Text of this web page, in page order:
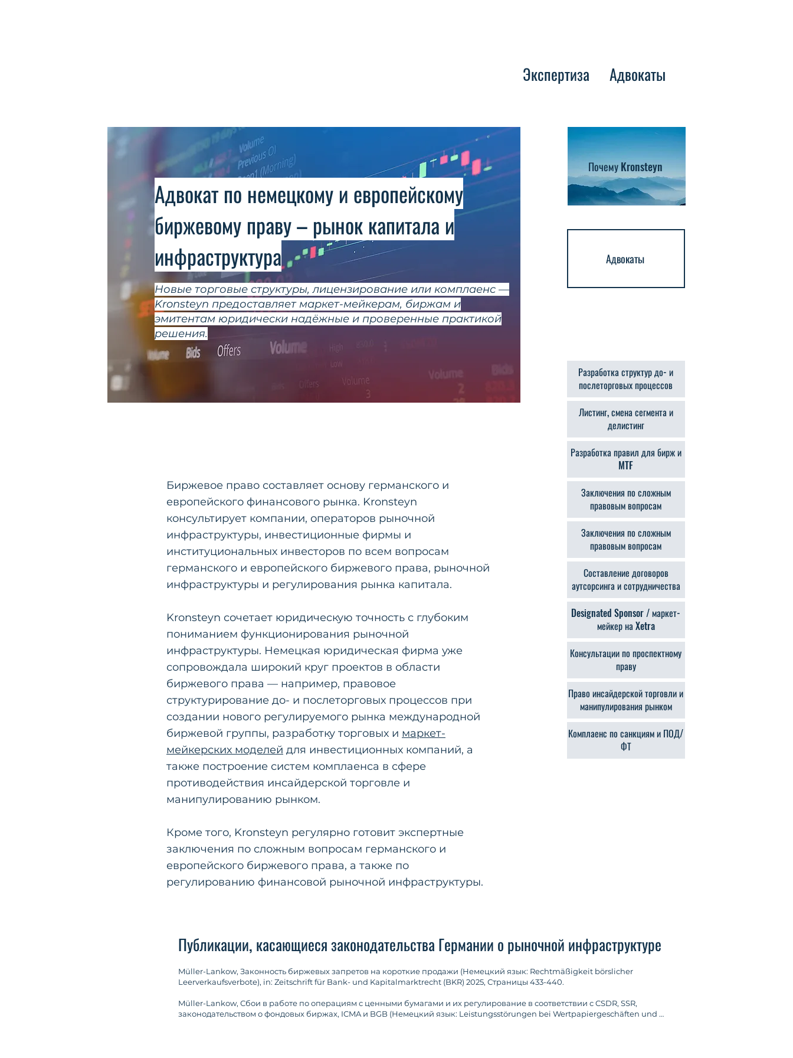
Экспертиза Адвокаты
Адвокат по немецкому и европейскому
биржевому праву – рынок капитала и
инфраструктура
Новые торговые структуры, лицензирование или комплаенс —
Kronsteyn предоставляет маркет-мейкерам, биржам и
эмитентам юридически надёжные и проверенные практикой
решения.
Биржевое право составляет основу германского и
европейского финансового рынка. Kronsteyn
консультирует компании, операторов рыночной
инфраструктуры, инвестиционные фирмы и
институциональных инвесторов по всем вопросам
германского и европейского биржевого права, рыночной
инфраструктуры и регулирования рынка капитала.
Kronsteyn сочетает юридическую точность с глубоким
пониманием функционирования рыночной
инфраструктуры. Немецкая юридическая фирма уже
сопровождала широкий круг проектов в области
биржевого права — например, правовое
структурирование до- и послеторговых процессов при
создании нового регулируемого рынка международной
биржевой группы, разработку торговых и маркет-
мейкерских моделей для инвестиционных компаний, а
также построение систем комплаенса в сфере
противодействия инсайдерской торговле и
манипулированию рынком.
Кроме того, Kronsteyn регулярно готовит экспертные
заключения по сложным вопросам германского и
европейского биржевого права, а также по
регулированию финансовой рыночной инфраструктуры.
Почему Kronsteyn
Адвокаты
Разработка структур до- и
послеторговых процессов
Листинг, смена сегмента и
делистинг
Разработка правил для бирж и
MTF
Заключения по сложным
правовым вопросам
Заключения по сложным
правовым вопросам
Составление договоров
аутсорсинга и сотрудничества
Designated Sponsor / маркет-
мейкер на Xetra
Консультации по проспектному
праву
Право инсайдерской торговли и
манипулирования рынком
Комплаенс по санкциям и ПОД/
ФТ
Публикации, касающиеся законодательства Германии о рыночной инфраструктуре
Müller-Lankow, Законность биржевых запретов на короткие продажи (Немецкий язык: Rechtmäßigkeit börslicher
Leerverkaufsverbote), in: Zeitschrift für Bank- und Kapitalmarktrecht (BKR) 2025, Страницы 433-440.
Müller-Lankow, Сбои в работе по операциям с ценными бумагами и их регулирование в соответствии с CSDR, SSR,
законодательством о фондовых биржах, ICMA и BGB (Немецкий язык: Leistungsstörungen bei Wertpapiergeschäften und